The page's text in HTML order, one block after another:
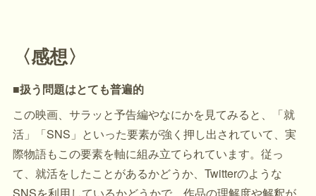
〈感想〉
■扱う問題はとても普遍的
この映画、サラッと予告編やなにかを見てみると、「就
活」「SNS」といった要素が強く押し出されていて、実
際物語もこの要素を軸に組み立てられています。従っ
て、就活をしたことがあるかどうか、Twitterのような